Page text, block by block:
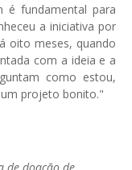
é fundamental para
a iniciativa por
oito meses, quando
com a ideia e a
como estou,
projeto bonito."